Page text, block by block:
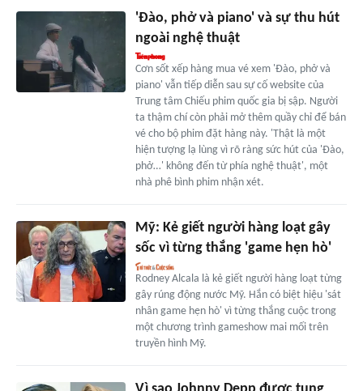
'Đào, phở và piano' và sự thu hút
ngoài nghệ thuật
Cơn sốt xếp hàng mua vé xem 'Đào, phở và
piano' vẫn tiếp diễn sau sự cố website của
Trung tâm Chiếu phim quốc gia bị sập. Người
ta thậm chí còn phải mở thêm quầy chỉ để bán
vé cho bộ phim đặt hàng này. 'Thật là một
hiện tượng lạ lùng vì rõ ràng sức hút của 'Đào,
phở…' không đến từ phía nghệ thuật', một
nhà phê bình phim nhận xét.
Mỹ: Kẻ giết người hàng loạt gây
sốc vì từng thắng 'game hẹn hò'
Rodney Alcala là kẻ giết người hàng loạt từng
gây rúng động nước Mỹ. Hắn có biệt hiệu 'sát
nhân game hẹn hò' vì từng thắng cuộc trong
một chương trình gameshow mai mối trên
truyền hình Mỹ.